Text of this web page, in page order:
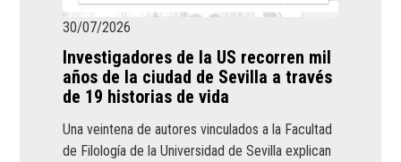
30/07/2026
Investigadores de la US recorren mil
años de la ciudad de Sevilla a través
de 19 historias de vida
Una veintena de autores vinculados a la Facultad
de Filología de la Universidad de Sevilla explican